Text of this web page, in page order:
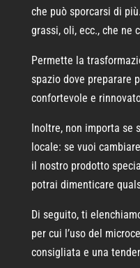
che può sporcarsi di
grassi, oli, ecc., che ne
Permette la
spazio dove preparare
confortevole e
Inoltre, non importa
locale: se vuoi
il nostro prodotto
potrai dimenticare
Di seguito, ti
per cui l’uso del
consigliata e una